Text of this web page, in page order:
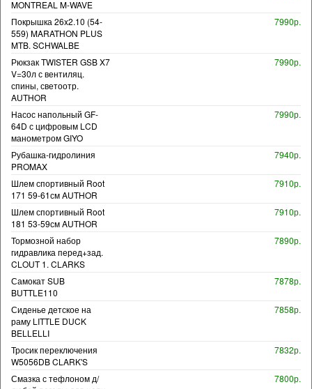
MONTREAL M-WAVE
Покрышка 26x2.10 (54-
559) MARATHON PLUS
MTB. SCHWALBE
7990р.
Рюкзак TWISTER GSB X7
V=30л с вентиляц.
спины, светоотр.
AUTHOR
7990р.
Насос напольный GF-
64D с цифровым LCD
манометром GIYO
7990р.
Рубашка-гидролиния
PROMAX
7940р.
Шлем спортивный Root
171 59-61см AUTHOR
7910р.
Шлем спортивный Root
181 53-59см AUTHOR
7910р.
Тормозной набор
гидравлика перед+зад.
CLOUT 1. CLARKS
7890р.
Самокат SUB
BUTTLE110
7878р.
Сиденье детское на
раму LITTLE DUCK
BELLELLI
7858р.
Тросик переключения
W5056DB CLARK'S
7832р.
Смазка с тефлоном д/
7800р.